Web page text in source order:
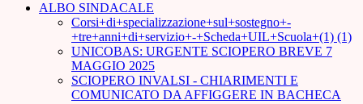
ALBO SINDACALE
Corsi+di+specializzazione+sul+sostegno+-
+tre+anni+di+servizio+-+Scheda+UIL+Scuola+(1) (1)
UNICOBAS: URGENTE SCIOPERO BREVE 7
MAGGIO 2025
SCIOPERO INVALSI - CHIARIMENTI E
COMUNICATO DA AFFIGGERE IN BACHECA